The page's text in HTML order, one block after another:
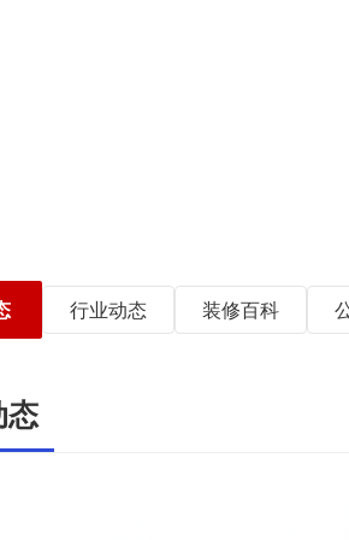
行业动态 装修百科
态